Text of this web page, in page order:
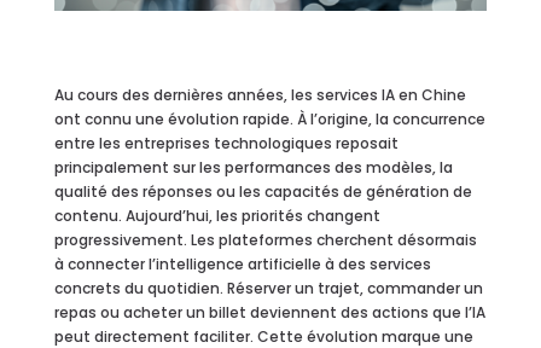
Au cours des dernières années, les services IA en Chine
ont connu une évolution rapide. À l’origine, la concurrence
entre les entreprises technologiques reposait
principalement sur les performances des modèles, la
qualité des réponses ou les capacités de génération de
contenu. Aujourd’hui, les priorités changent
progressivement. Les plateformes cherchent désormais
à connecter l’intelligence artificielle à des services
concrets du quotidien. Réserver un trajet, commander un
repas ou acheter un billet deviennent des actions que l’IA
peut directement faciliter. Cette évolution marque une